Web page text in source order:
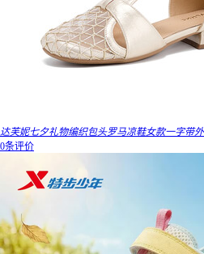
达芙妮七夕礼物编织包头罗马凉鞋女款一字带
0条评价